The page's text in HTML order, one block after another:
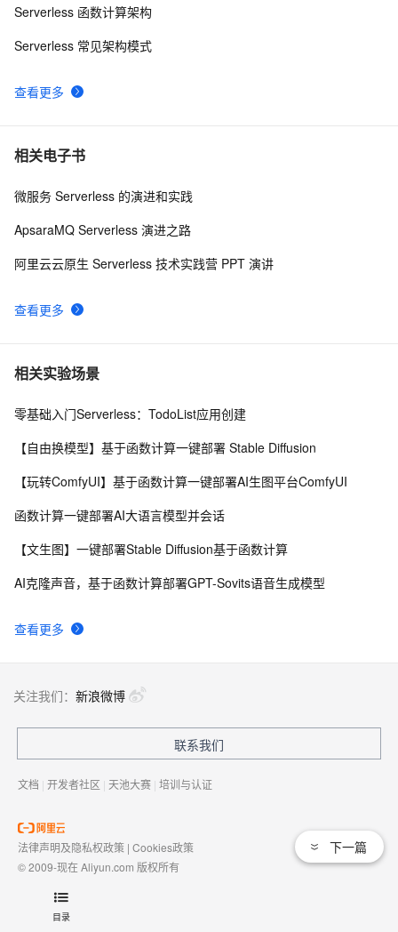
目录
查看更多
Serverless 函数计算架构
Serverless 常见架构模式
相关电子书
查看更多
微服务 Serverless 的演进和实践
ApsaraMQ Serverless 演进之路
阿里云云原生 Serverless 技术实践营 PPT 演讲
相关实验场景
查看更多
零基础入门Serverless：TodoList应用创建
【自由换模型】基于函数计算一键部署 Stable Diffusion
【玩转ComfyUI】基于函数计算一键部署AI生图平台ComfyUI
函数计算一键部署AI大语言模型并会话
【文生图】一键部署Stable Diffusion基于函数计算
AI克隆声音，基于函数计算部署GPT-Sovits语音生成模型
下一篇
关注我们： 新浪微博
联系我们
文档 | 开发者社区 | 天池大赛 | 培训与认证
法律声明及隐私权政策 | Cookies政策
© 2009-现在 Aliyun.com 版权所有
域名注册服务机构许可：